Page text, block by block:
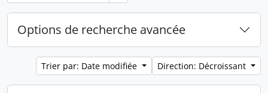
Options de recherche avancée
Trier par: Date modifiée Direction: Décroissant